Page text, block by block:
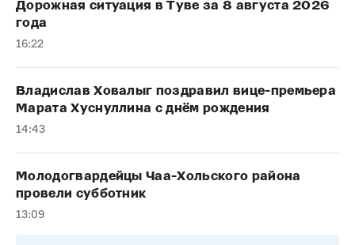
Дорожная ситуация в Туве за 8 августа 2026
года
16:22
Владислав Ховалыг поздравил вице-премьера
Марата Хуснуллина с днём рождения
14:43
Молодогвардейцы Чаа-Хольского района
провели субботник
13:09